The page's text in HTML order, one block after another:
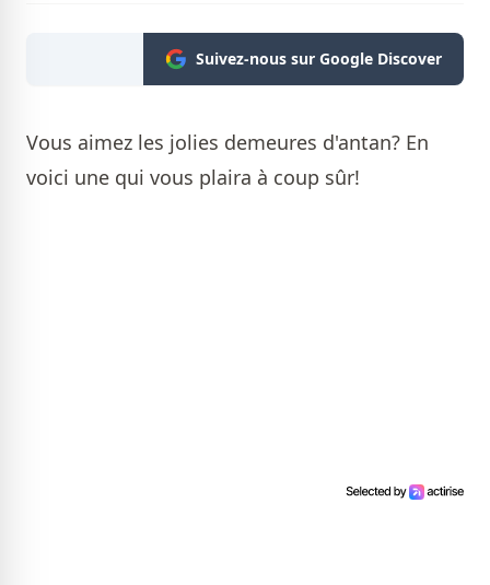
Suivez-nous sur Google Discover
Vous aimez les jolies demeures d'antan? En
voici une qui vous plaira à coup sûr!